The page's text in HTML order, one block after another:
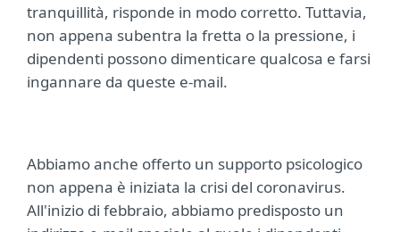
tranquillità, risponde in modo corretto. Tuttavia,
non appena subentra la fretta o la pressione, i
dipendenti possono dimenticare qualcosa e farsi
ingannare da queste e-mail.
Abbiamo anche offerto un supporto psicologico
non appena è iniziata la crisi del coronavirus.
All'inizio di febbraio, abbiamo predisposto un